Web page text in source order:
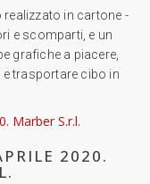
realizzato in cartone -
e scomparti, e un
grafiche a piacere,
trasportare cibo in
2020.